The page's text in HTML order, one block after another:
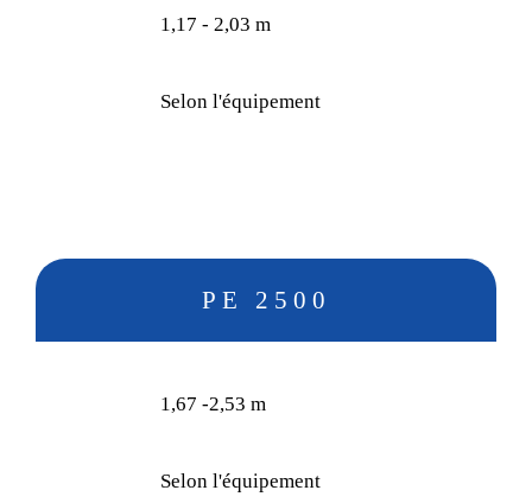
1,17 - 2,03 m
Selon l'équipement
PE 2500
1,67 -2,53 m
Selon l'équipement